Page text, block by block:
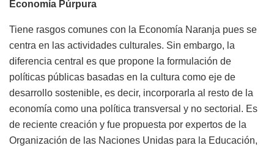
Economía Púrpura
Tiene rasgos comunes con la Economía Naranja pues se
centra en las actividades culturales. Sin embargo, la
diferencia central es que propone la formulación de
políticas públicas basadas en la cultura como eje de
desarrollo sostenible, es decir, incorporarla al resto de la
economía como una política transversal y no sectorial. Es
de reciente creación y fue propuesta por expertos de la
Organización de las Naciones Unidas para la Educación,